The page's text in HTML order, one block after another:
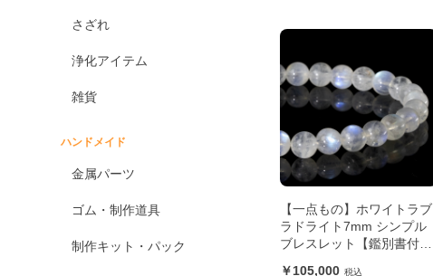
さざれ
浄化アイテム
雑貨
ハンドメイド
金属パーツ
ゴム・制作道具
制作キット・パック
【一点もの】ホワイトラブ
ラドライト7mm シンプル
ブレスレット【鑑別書付
105,000